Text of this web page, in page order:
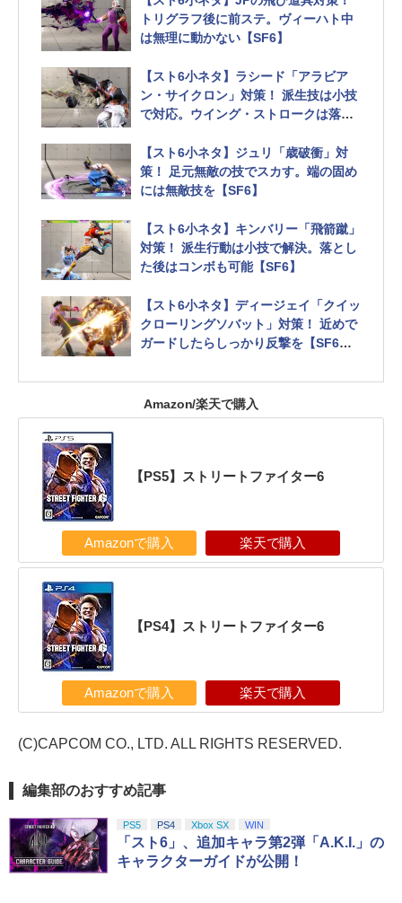
トリグラフ後に前ステ。ヴィーハト中
は無理に動かない【SF6】
【スト6小ネタ】ラシード「アラビア
ン・サイクロン」対策！ 派生技は小技
で対応。ウイング・ストロークは落と
【スト6小ネタ】ジュリ「歳破衝」対
策！ 足元無敵の技でスカす。端の固め
には無敵技を【SF6】
【スト6小ネタ】キンバリー「飛箭蹴」
対策！ 派生行動は小技で解決。落とし
た後はコンボも可能【SF6】
【スト6小ネタ】ディージェイ「クイッ
クローリングソバット」対策！ 近めで
ガードしたらしっかり反撃を【SF6】
可能
Amazon/楽天で購入
【PS5】ストリートファイター6
Amazonで購入 楽天で購入
【PS4】ストリートファイター6
Amazonで購入 楽天で購入
(C)CAPCOM CO., LTD. ALL RIGHTS RESERVED.
編集部のおすすめ記事
PS5 PS4 Xbox SX WIN
「スト6」、追加キャラ第2弾「A.K.I.」の
キャラクターガイドが公開！